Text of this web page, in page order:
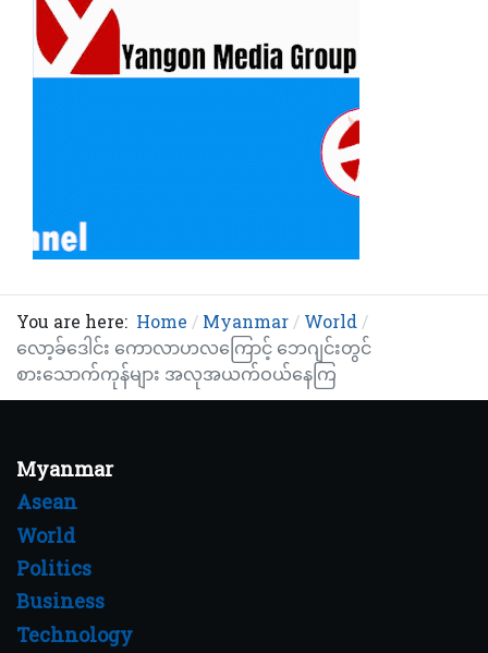
You are here: Home Myanmar
World
လော့ခ်ဒေါင်း ကောလာဟလကြောင့် ဘေဂျင်းတွင်
စားသောက်ကုန်များ အလုအယက်ဝယ်နေကြ
Myanmar
Asean
World
Politics
Business
Technology